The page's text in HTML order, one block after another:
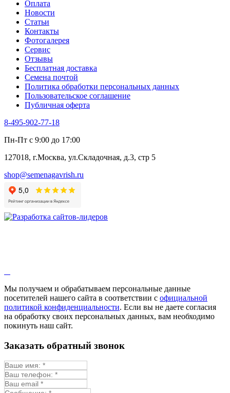
Трава для чая
Туласи
Укроп
Фенхель пряный
Хризантема овощная
Цикорий пряный
Цикорий салатный (Витлуф)
Черемша
Шпинат
Щавель
Эндивий
Эстрагон
Алтей
Бессмертник
Валериана
Валерианелла
Гибискус лекарственный
Девясил
Душица
Змееголовник
Мыльнянка
Мята
Овсяный корень
Огуречная трава
Пустырник
Репешок
Синюха
Оплата
Новости
Статьи
Контакты
Фотогалерея​
Сервис
Отзывы
Бесплатная доставка
Семена почтой
Политика обработки персональных данных
Пользовательское соглашение
Публичная оферта
8-495-902-77-18
Пн-Пт с 9:00 до 17:00
127018, г.Москва, ул.Складочная, д.3, стр 5
shop@semenagavrish.ru
Мы получаем и обрабатываем персональные данные
посетителей нашего сайта в соответствии с официальной
политикой конфиденциальности. Если вы не даете согласия
на обработку своих персональных данных, вам необходимо
покинуть наш сайт.
Заказать обратный звонок